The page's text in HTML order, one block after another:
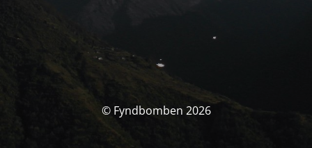
© Fyndbomben 2026